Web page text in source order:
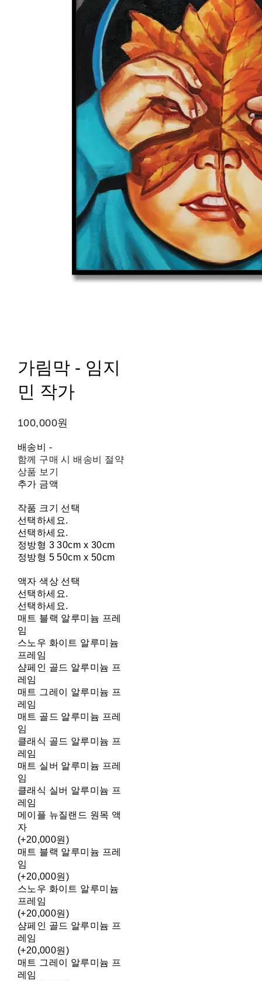
가림막 - 임지
민 작가
100,000원
배송비 -
함께 구매 시 배송비 절약
상품 보기
추가 금액
작품 크기 선택
선택하세요.
선택하세요.
정방형 3 30cm x 30cm
정방형 5 50cm x 50cm
액자 색상 선택
선택하세요.
선택하세요.
매트 블랙 알루미늄 프레
임
스노우 화이트 알루미늄
프레임
샴페인 골드 알루미늄 프
레임
매트 그레이 알루미늄 프
레임
매트 골드 알루미늄 프레
임
클래식 골드 알루미늄 프
레임
매트 실버 알루미늄 프레
임
클래식 실버 알루미늄 프
레임
메이플 뉴질랜드 원목 액
자
(+20,000원)
매트 블랙 알루미늄 프레
임
(+20,000원)
스노우 화이트 알루미늄
프레임
(+20,000원)
샴페인 골드 알루미늄 프
레임
(+20,000원)
매트 그레이 알루미늄 프
레임